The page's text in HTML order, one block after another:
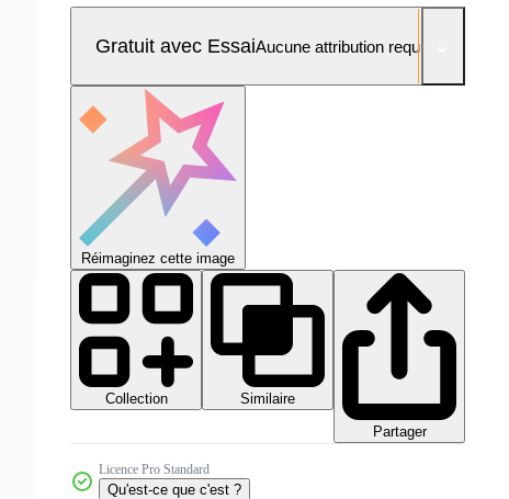
Gratuit avec EssaiAucune attribution requise
Réimaginez cette image
Collection
Similaire
Partager
Licence Pro Standard
Qu'est-ce que c'est ?